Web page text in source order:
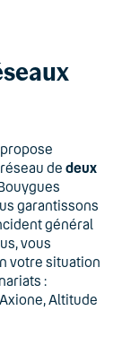
de deux
garantissons
général
vous
votre situation
:
Altitude